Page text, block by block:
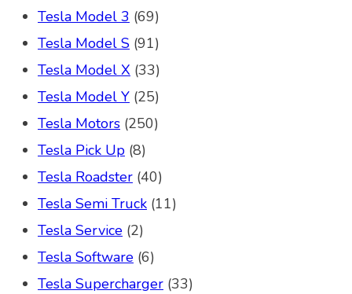
Tesla Model 3 (69)
Tesla Model S (91)
Tesla Model X (33)
Tesla Model Y (25)
Tesla Motors (250)
Tesla Pick Up (8)
Tesla Roadster (40)
Tesla Semi Truck (11)
Tesla Service (2)
Tesla Software (6)
Tesla Supercharger (33)